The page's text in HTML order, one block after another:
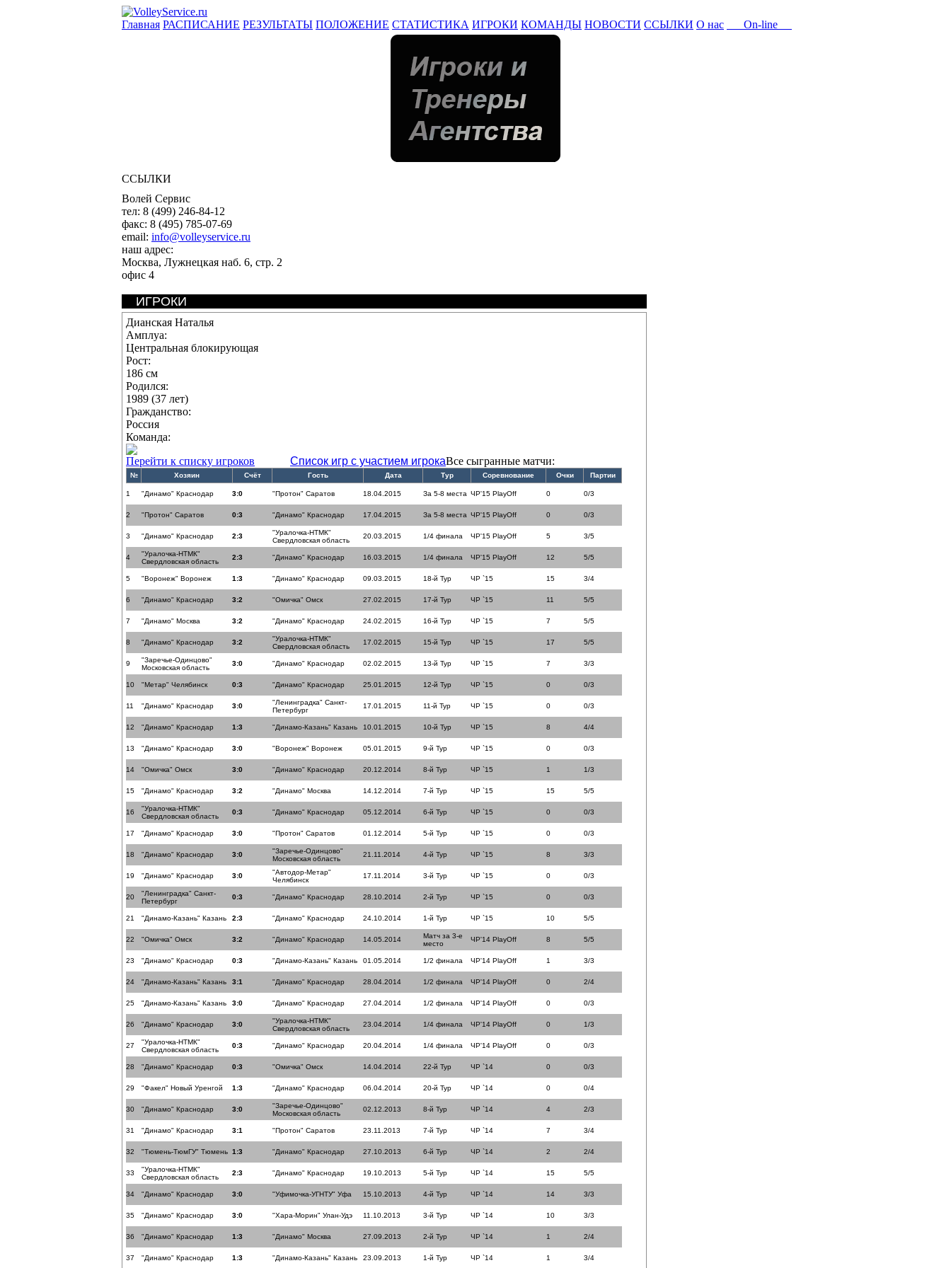
Главная РАСПИСАНИЕ РЕЗУЛЬТАТЫ ПОЛОЖЕНИЕ СТАТИСТИКА ИГРОКИ КОМАНДЫ НОВОСТИ ССЫЛКИ О нас On-line
ССЫЛКИ
Волей Сервис
тел: 8 (499) 246-84-12
факс: 8 (495) 785-07-69
email: info@volleyservice.ru
наш адрес:
Москва, Лужнецкая наб. 6, стр. 2
офис 4
ИГРОКИ
Дианская Наталья
Амплуа:
Центральная блокирующая
Рост:
186 см
Родился:
1989 (37 лет)
Гражданство:
Россия
Команда:
Перейти к списку игроков
Список игр с участием игрокаВсе сыгранные матчи:
№ Хозяин Счёт Гость Дата Тур Соревнование Очки Партии
1 "Динамо" Краснодар 3:0 "Протон" Саратов 18.04.2015 За 5-8 места ЧР'15 PlayOff 0 0/3
2 "Протон" Саратов 0:3 "Динамо" Краснодар 17.04.2015 За 5-8 места ЧР'15 PlayOff 0 0/3
3 "Динамо" Краснодар 2:3
"Уралочка-НТМК"
Свердловская область
20.03.2015 1/4 финала ЧР'15 PlayOff 5 3/5
4
"Уралочка-НТМК"
Свердловская область
2:3 "Динамо" Краснодар 16.03.2015 1/4 финала ЧР'15 PlayOff 12 5/5
5 "Воронеж" Воронеж 1:3 "Динамо" Краснодар 09.03.2015 18-й Тур ЧР `15 15 3/4
6 "Динамо" Краснодар 3:2 "Омичка" Омск 27.02.2015 17-й Тур ЧР `15 11 5/5
7 "Динамо" Москва 3:2 "Динамо" Краснодар 24.02.2015 16-й Тур ЧР `15 7 5/5
8 "Динамо" Краснодар 3:2
"Уралочка-НТМК"
Свердловская область
17.02.2015 15-й Тур ЧР `15 17 5/5
9
"Заречье-Одинцово"
Московская область
3:0 "Динамо" Краснодар 02.02.2015 13-й Тур ЧР `15 7 3/3
10 "Метар" Челябинск 0:3 "Динамо" Краснодар 25.01.2015 12-й Тур ЧР `15 0 0/3
11 "Динамо" Краснодар 3:0
"Ленинградка" Санкт-
Петербург
17.01.2015 11-й Тур ЧР `15 0 0/3
12 "Динамо" Краснодар 1:3 "Динамо-Казань" Казань 10.01.2015 10-й Тур ЧР `15 8 4/4
13 "Динамо" Краснодар 3:0 "Воронеж" Воронеж 05.01.2015 9-й Тур ЧР `15 0 0/3
14 "Омичка" Омск 3:0 "Динамо" Краснодар 20.12.2014 8-й Тур ЧР `15 1 1/3
15 "Динамо" Краснодар 3:2 "Динамо" Москва 14.12.2014 7-й Тур ЧР `15 15 5/5
16
"Уралочка-НТМК"
Свердловская область
0:3 "Динамо" Краснодар 05.12.2014 6-й Тур ЧР `15 0 0/3
17 "Динамо" Краснодар 3:0 "Протон" Саратов 01.12.2014 5-й Тур ЧР `15 0 0/3
18 "Динамо" Краснодар 3:0
"Заречье-Одинцово"
Московская область
21.11.2014 4-й Тур ЧР `15 8 3/3
19 "Динамо" Краснодар 3:0
"Автодор-Метар"
Челябинск
17.11.2014 3-й Тур ЧР `15 0 0/3
20
"Ленинградка" Санкт-
Петербург
0:3 "Динамо" Краснодар 28.10.2014 2-й Тур ЧР `15 0 0/3
21 "Динамо-Казань" Казань 2:3 "Динамо" Краснодар 24.10.2014 1-й Тур ЧР `15 10 5/5
22 "Омичка" Омск 3:2 "Динамо" Краснодар 14.05.2014
Матч за 3-е
место
ЧР'14 PlayOff 8 5/5
23 "Динамо" Краснодар 0:3 "Динамо-Казань" Казань 01.05.2014 1/2 финала ЧР'14 PlayOff 1 3/3
24 "Динамо-Казань" Казань 3:1 "Динамо" Краснодар 28.04.2014 1/2 финала ЧР'14 PlayOff 0 2/4
25 "Динамо-Казань" Казань 3:0 "Динамо" Краснодар 27.04.2014 1/2 финала ЧР'14 PlayOff 0 0/3
26 "Динамо" Краснодар 3:0
"Уралочка-НТМК"
Свердловская область
23.04.2014 1/4 финала ЧР'14 PlayOff 0 1/3
27
"Уралочка-НТМК"
Свердловская область
0:3 "Динамо" Краснодар 20.04.2014 1/4 финала ЧР'14 PlayOff 0 0/3
28 "Динамо" Краснодар 0:3 "Омичка" Омск 14.04.2014 22-й Тур ЧР `14 0 0/3
29 "Факел" Новый Уренгой 1:3 "Динамо" Краснодар 06.04.2014 20-й Тур ЧР `14 0 0/4
30 "Динамо" Краснодар 3:0
"Заречье-Одинцово"
Московская область
02.12.2013 8-й Тур ЧР `14 4 2/3
31 "Динамо" Краснодар 3:1 "Протон" Саратов 23.11.2013 7-й Тур ЧР `14 7 3/4
32 "Тюмень-ТюмГУ" Тюмень 1:3 "Динамо" Краснодар 27.10.2013 6-й Тур ЧР `14 2 2/4
33
"Уралочка-НТМК"
Свердловская область
2:3 "Динамо" Краснодар 19.10.2013 5-й Тур ЧР `14 15 5/5
34 "Динамо" Краснодар 3:0 "Уфимочка-УГНТУ" Уфа 15.10.2013 4-й Тур ЧР `14 14 3/3
35 "Динамо" Краснодар 3:0 "Хара-Морин" Улан-Удэ 11.10.2013 3-й Тур ЧР `14 10 3/3
36 "Динамо" Краснодар 1:3 "Динамо" Москва 27.09.2013 2-й Тур ЧР `14 1 2/4
37 "Динамо" Краснодар 1:3 "Динамо-Казань" Казань 23.09.2013 1-й Тур ЧР `14 1 3/4